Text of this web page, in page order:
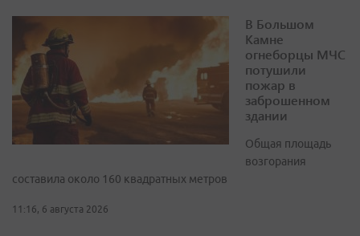
В Большом
Камне
огнеборцы МЧС
потушили
пожар в
заброшенном
здании
Общая площадь
возгорания
составила около 160 квадратных метров
11:16, 6 августа 2026